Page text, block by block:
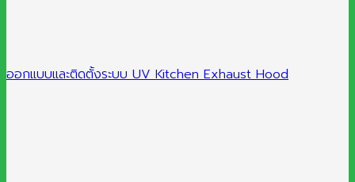
ออกแบบและติดตั้งระบบ UV Kitchen Exhaust Hood